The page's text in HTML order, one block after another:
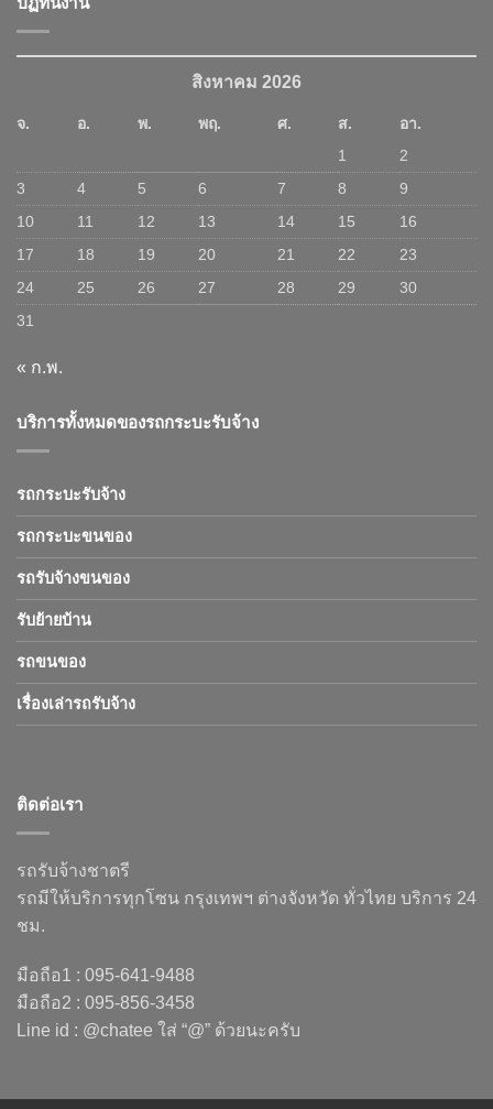
สิงหาคม 2026
จ. อ. พ. พฤ. ศ. ส.
อา.
1
2
3
4 5 6 7 8
9
10
11 12 13 14 15
16
17
18 19 20 21 22
23
24
25 26 27 28 29
30
31
« ก.พ.
บริการทั้งหมดของรถกระบะรับจ้าง
รถกระบะรับจ้าง
รถกระบะขนของ
รถรับจ้างขนของ
รับย้ายบ้าน
รถขนของ
เรื่องเล่ารถรับจ้าง
ติดต่อเรา
รถรับจ้างชาตรี
รถมีให้บริการทุกโซน กรุงเทพฯ ต่างจังหวัด ทั่วไทย บริการ 24
ชม.
มือถือ1 : 095-641-9488
มือถือ2 : 095-856-3458
Line id : @chatee ใส่ “@” ด้วยนะครับ